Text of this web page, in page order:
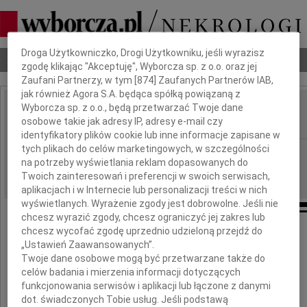
Nekrologi Odeszli Poradnik pogrzebowy
IMIĘ I NAZWISKO: Anna Tomaszewska
REGION: Poznań
DATA EMISJI: 02.08.2013
W dniu 27 lipca 2013 roku
lat 89
Dbamy o Twoją prywatność
Droga Użytkowniczko, Drogi Użytkowniku, jeśli wyrazisz
zgodę klikając "Akceptuję", Wyborcza sp. z o.o. oraz jej
Zaufani Partnerzy, w tym [874] Zaufanych Partnerów IAB,
jak również Agora S.A. będąca spółką powiązaną z
Wyborcza sp. z o.o., będą przetwarzać Twoje dane
osobowe takie jak adresy IP, adresy e-mail czy
identyfikatory plików cookie lub inne informacje zapisane w
tych plikach do celów marketingowych, w szczególności
na potrzeby wyświetlania reklam dopasowanych do
Twoich zainteresowań i preferencji w swoich serwisach,
aplikacjach i w Internecie lub personalizacji treści w nich
wyświetlanych. Wyrażenie zgody jest dobrowolne. Jeśli nie
chcesz wyrazić zgody, chcesz ograniczyć jej zakres lub
chcesz wycofać zgodę uprzednio udzieloną przejdź do
„Ustawień Zaawansowanych”.
Twoje dane osobowe mogą być przetwarzane także do
celów badania i mierzenia informacji dotyczących
funkcjonowania serwisów i aplikacji lub łączone z danymi
dot. świadczonych Tobie usług. Jeśli podstawą